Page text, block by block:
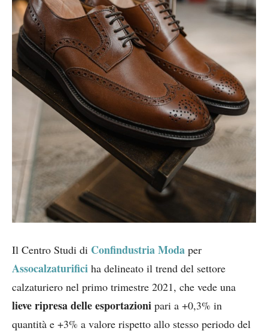
Il Centro Studi di Confindustria Moda per
Assocalzaturifici ha delineato il trend del settore
calzaturiero nel primo trimestre 2021, che vede una
lieve ripresa delle esportazioni pari a +0,3% in
quantità e +3% a valore rispetto allo stesso periodo del